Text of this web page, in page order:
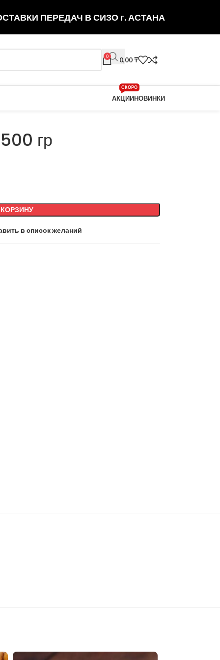
ПЕРЕДАЧ В СИЗО г. АСТАНА
0 0,00₸
АКЦИИ
СКОРО
НОВИНКИ
гр
КОРЗИНУ
в список желаний